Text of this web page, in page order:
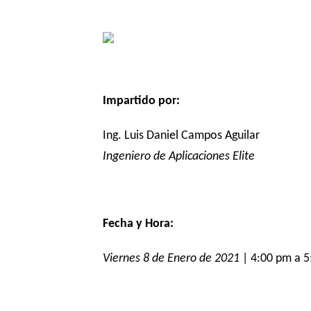
Impartido por:
Ing. Luis Daniel Campos Aguilar
Ingeniero de Aplicaciones Elite
Fecha y Hora:
Viernes 8 de Enero de 2021 | 4:00 pm a